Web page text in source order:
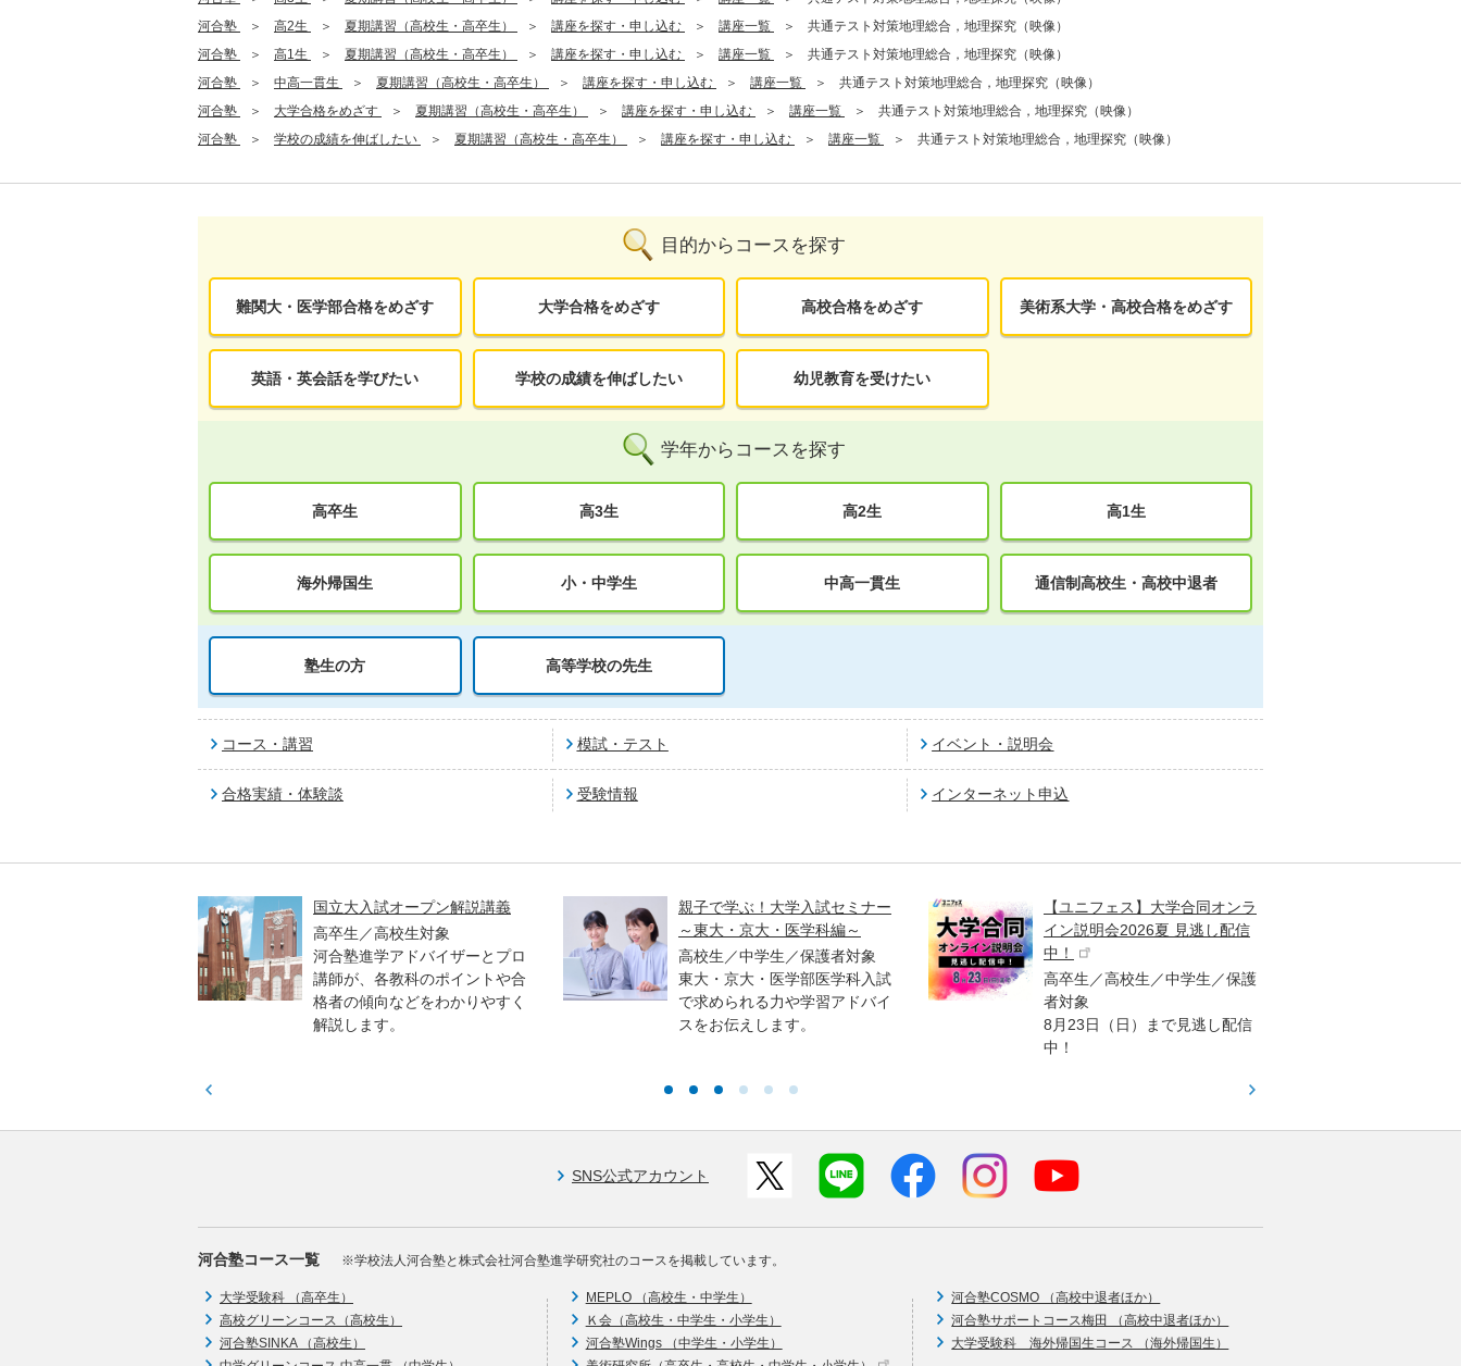
河合塾
高2生 夏期講習（高校生・高卒生） 講座を探す・申し込む 講座一覧
共通テスト対策地理総合，地理探究（映像）
河合塾
高1生 夏期講習（高校生・高卒生） 講座を探す・申し込む 講座一覧
共通テスト対策地理総合，地理探究（映像）
河合塾
中高一貫生 夏期講習（高校生・高卒生） 講座を探す・申し込む 講座一覧
共通テスト対策地理総合，地理探究（映像）
河合塾
大学合格をめざす 夏期講習（高校生・高卒生） 講座を探す・申し込む 講座一覧
共通テスト対策地理総合，地理探究（映像）
河合塾
学校の成績を伸ばしたい 夏期講習（高校生・高卒生） 講座を探す・申し込む 講座一覧 共通テスト対策地理総合，地理探究（映像）
目的からコースを探す
難関大・医学部合格をめざす 大学合格をめざす 高校合格をめざす 美術系大学・高校合格をめざす
英語・英会話を学びたい 学校の成績を伸ばしたい 幼児教育を受けたい
学年からコースを探す
高卒生 高3生 高2生 高1生
海外帰国生 小・中学生 中高一貫生 通信制高校生・高校中退者
塾生の方 高等学校の先生
コース・講習 模試・テスト イベント・説明会
合格実績・体験談 受験情報 インターネット申込
国立大入試オープン解説講義
高卒生／高校生対象
河合塾進学アドバイザーとプロ
講師が、各教科のポイントや合
格者の傾向などをわかりやすく
解説します。
親子で学ぶ！大学入試セミナー
～東大・京大・医学科編～
高校生／中学生／保護者対象
東大・京大・医学部医学科入試
で求められる力や学習アドバイ
スをお伝えします。
【ユニフェス】大学合同オンラ
イン説明会2026夏 見逃し配信
中！
高卒生／高校生／中学生／保護
者対象
8月23日（日）まで見逃し配信
中！
SNS公式アカウント
河合塾コース一覧 ※学校法人河合塾と株式会社河合塾進学研究社のコースを掲載しています。
大学受験科 （高卒生）
高校グリーンコース（高校生）
河合塾SINKA （高校生）
MEPLO （高校生・中学生）
Ｋ会（高校生・中学生・小学生）
河合塾Wings （中学生・小学生）
河合塾COSMO （高校中退者ほか）
河合塾サポートコース梅田 （高校中退者ほか）
大学受験科 海外帰国生コース （海外帰国生）